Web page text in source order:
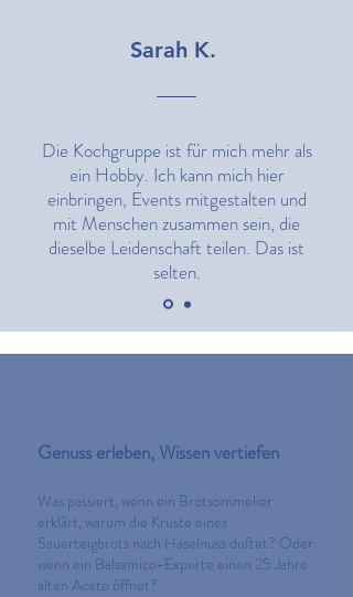
Sarah K.
Die Kochgruppe ist für mich mehr als
ein Hobby. Ich kann mich hier
einbringen, Events mitgestalten und
mit Menschen zusammen sein, die
dieselbe Leidenschaft teilen. Das ist
selten.
Genuss erleben, Wissen vertiefen
Was passiert, wenn ein Brotsommelier
erklärt, warum die Kruste eines
Sauerteigbrots nach Haselnuss duftet? Oder
wenn ein Balsamico-Experte einen 25 Jahre
alten Aceto öffnet?